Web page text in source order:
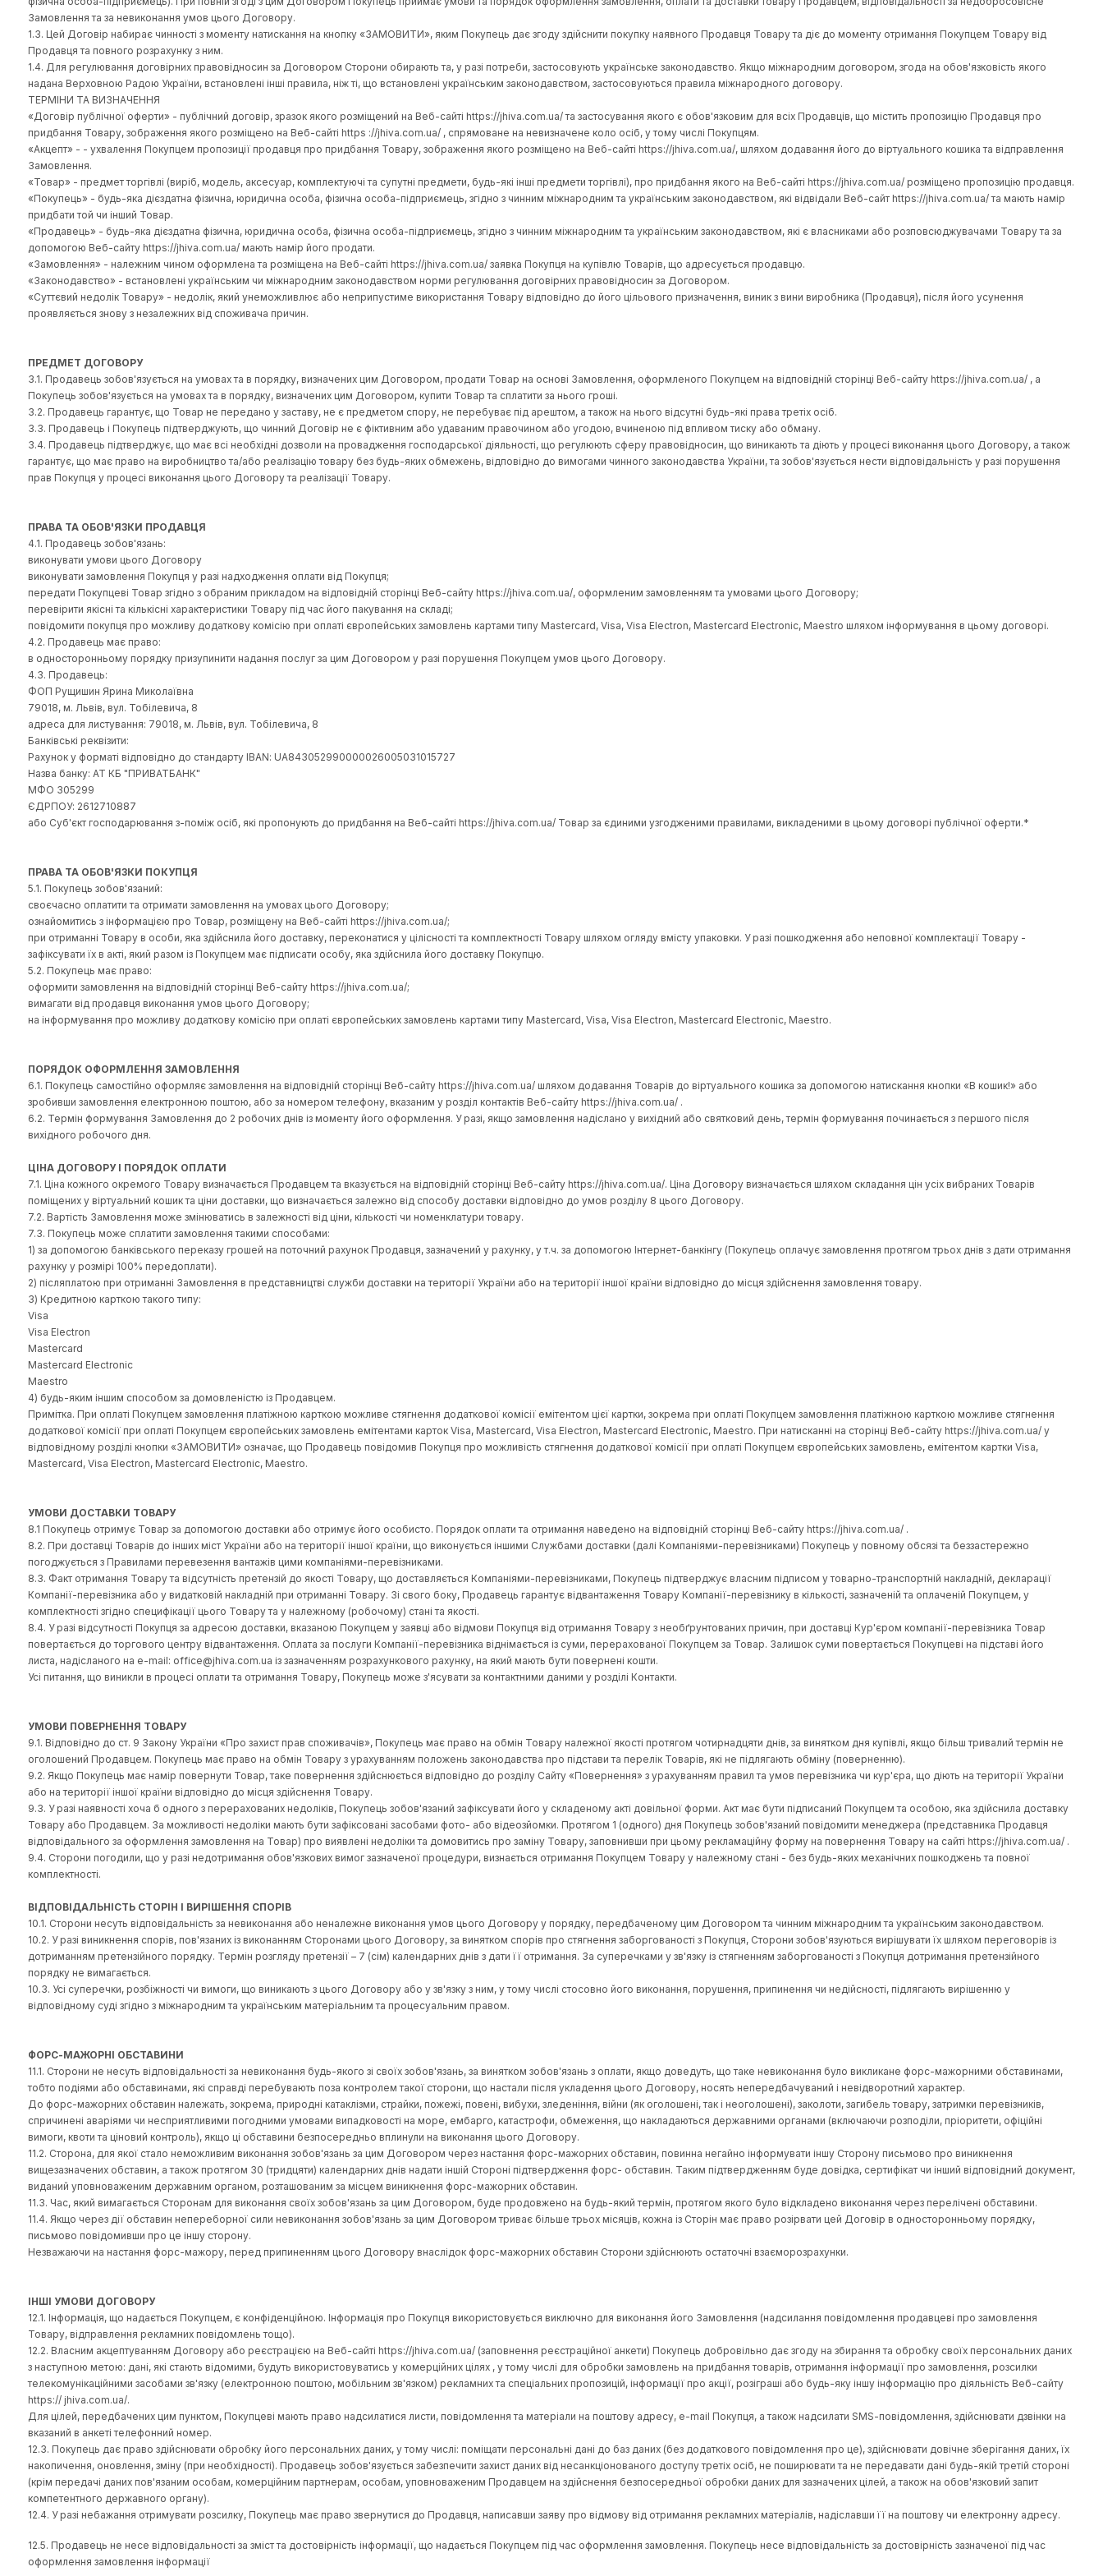
означає, що Покупець, незалежно від статусу (фізична особа, юридична особа, фізична особа-підприємець), згідно з чинним міжнародним та українським законодавством , взяв до
публічної оферти, зазначені нижче.
1.2. Договір публічної оферти є публічним, тобто відповідно до статей 633, 641 Цивільного кодексу України, його умови однакові для всіх Покупців незалежно від статусу (фізична
фізична особа-підприємець). При повній згоді з цим Договором Покупець приймає умови та порядок оформлення замовлення, оплати та доставки товару Продавцем,
Замовлення та за невиконання умов цього Договору.
1.3. Цей Договір набирає чинності з моменту натискання на кнопку «ЗАМОВИТИ», яким Покупець дає згоду здійснити покупку наявного Продавця Товару та діє до моменту
Продавця та повного розрахунку з ним.
1.4. Для регулювання договірних правовідносин за Договором Сторони обирають та, у разі потреби, застосовують українське законодавство. Якщо міжнародним договором, згода
надана Верховною Радою України, встановлені інші правила, ніж ті, що встановлені українським законодавством, застосовуються правила міжнародного договору.
ТЕРМІНИ ТА ВИЗНАЧЕННЯ
«Договір публічної оферти» - публічний договір, зразок якого розміщений на Веб-сайті https://jhiva.com.ua/ та застосування якого є обов'язковим для всіх Продавців, що містить
придбання Товару, зображення якого розміщено на Веб-сайті https ://jhiva.com.ua/ , спрямоване на невизначене коло осіб, у тому числі Покупцям.
«Акцепт» - - ухвалення Покупцем пропозиції продавця про придбання Товару, зображення якого розміщено на Веб-сайті https://jhiva.com.ua/, шляхом додавання його до
Замовлення.
«Товар» - предмет торгівлі (виріб, модель, аксесуар, комплектуючі та супутні предмети, будь-які інші предмети торгівлі), про придбання якого на Веб-сайті https://jhiva.com.ua/
«Покупець» - будь-яка дієздатна фізична, юридична особа, фізична особа-підприємець, згідно з чинним міжнародним та українським законодавством, які відвідали Веб-сайт https://
придбати той чи інший Товар.
допомогою Веб-сайту https://jhiva.com.ua/ мають намір його продати.
«Замовлення» - належним чином оформлена та розміщена на Веб-сайті https://jhiva.com.ua/ заявка Покупця на купівлю Товарів, що адресується продавцю.
«Законодавство» - встановлені українським чи міжнародним законодавством норми регулювання договірних правовідносин за Договором.
«Суттєвий недолік Товару» - недолік, який унеможливлює або неприпустиме використання Товару відповідно до його цільового призначення, виник з вини виробника (Продавця),
проявляється знову з незалежних від споживача причин.
Покупець зобов'язується на умовах та в порядку, визначених цим Договором, купити Товар та сплатити за нього гроші.
3.2. Продавець гарантує, що Товар не передано у заставу, не є предметом спору, не перебуває під арештом, а також на нього відсутні будь-які права третіх осіб.
3.3. Продавець і Покупець підтверджують, що чинний Договір не є фіктивним або удаваним правочином або угодою, вчиненою під впливом тиску або обману.
3.4. Продавець підтверджує, що має всі необхідні дозволи на провадження господарської діяльності, що регулюють сферу правовідносин, що виникають та діють у процесі
гарантує, що має право на виробництво та/або реалізацію товару без будь-яких обмежень, відповідно до вимогами чинного законодавства України, та зобов'язується нести
прав Покупця у процесі виконання цього Договору та реалізації Товару.
ПРАВА ТА ОБОВ'ЯЗКИ ПРОДАВЦЯ
4.1. Продавець зобов'язань:
виконувати умови цього Договору
виконувати замовлення Покупця у разі надходження оплати від Покупця;
передати Покупцеві Товар згідно з обраним прикладом на відповідній сторінці Веб-сайту https://jhiva.com.ua/, оформленим замовленням та умовами цього Договору;
перевірити якісні та кількісні характеристики Товару під час його пакування на складі;
повідомити покупця про можливу додаткову комісію при оплаті європейських замовлень картами типу Mastercard, Visa, Visa Electron, Mastercard Electronic, Maestro шляхом
4.2. Продавець має право:
ФОП Рущишин Ярина Миколаївна
79018, м. Львів, вул. Тобілевича, 8
адреса для листування: 79018, м. Львів, вул. Тобілевича, 8
Банківські реквізити:
Рахунок у форматі відповідно до стандарту IBAN: UA843052990000026005031015727
Назва банку: АТ КБ "ПРИВАТБАНК"
МФО 305299
ЄДРПОУ: ‎2612710887
ПРАВА ТА ОБОВ'ЯЗКИ ПОКУПЦЯ
5.1. Покупець зобов'язаний:
своєчасно оплатити та отримати замовлення на умовах цього Договору;
при отриманні Товару в особи, яка здійснила його доставку, переконатися у цілісності та комплектності Товару шляхом огляду вмісту упаковки. У разі пошкодження або неповної
зафіксувати їх в акті, який разом із Покупцем має підписати особу, яка здійснила його доставку Покупцю.
5.2. Покупець має право:
оформити замовлення на відповідній сторінці Веб-сайту https://jhiva.com.ua/;
вимагати від продавця виконання умов цього Договору;
на інформування про можливу додаткову комісію при оплаті європейських замовлень картами типу Mastercard, Visa, Visa Electron, Mastercard Electronic, Maestro.
ПОРЯДОК ОФОРМЛЕННЯ ЗАМОВЛЕННЯ
6.1. Покупець самостійно оформляє замовлення на відповідній сторінці Веб-сайту https://jhiva.com.ua/ шляхом додавання Товарів до віртуального кошика за допомогою натискання
зробивши замовлення електронною поштою, або за номером телефону, вказаним у розділ контактів Веб-сайту https://jhiva.com.ua/ .
6.2. Термін формування Замовлення до 2 робочих днів із моменту його оформлення. У разі, якщо замовлення надіслано у вихідний або святковий день, термін формування
вихідного робочого дня.
ЦІНА ДОГОВОРУ І ПОРЯДОК ОПЛАТИ
7.1. Ціна кожного окремого Товару визначається Продавцем та вказується на відповідній сторінці Веб-сайту https://jhiva.com.ua/. Ціна Договору визначається шляхом складання цін
7.3. Покупець може сплатити замовлення такими способами:
1) за допомогою банківського переказу грошей на поточний рахунок Продавця, зазначений у рахунку, у т.ч. за допомогою Інтернет-банкінгу (Покупець оплачує замовлення протягом
рахунку у розмірі 100% передоплати).
2) післяплатою при отриманні Замовлення в представництві служби доставки на території України або на території іншої країни відповідно до місця здійснення замовлення товару.
3) Кредитною карткою такого типу:
Visa
Visa Electron
Mastercard
Mastercard Electronic
Примітка. При оплаті Покупцем замовлення платіжною карткою можливе стягнення додаткової комісії емітентом цієї картки, зокрема при оплаті Покупцем замовлення платіжною
додаткової комісії при оплаті Покупцем європейських замовлень емітентами карток Visa, Mastercard, Visa Electron, Mastercard Electronic, Maestro. При натисканні на сторінці Веб-
відповідному розділі кнопки «ЗАМОВИТИ» означає, що Продавець повідомив Покупця про можливість стягнення додаткової комісії при оплаті Покупцем європейських замовлень,
Mastercard, Visa Electron, Mastercard Electronic, Maestro.
УМОВИ ДОСТАВКИ ТОВАРУ
8.1 Покупець отримує Товар за допомогою доставки або отримує його особисто. Порядок оплати та отримання наведено на відповідній сторінці Веб-сайту https://jhiva.com.ua/ .
погоджується з Правилами перевезення вантажів цими компаніями-перевізниками.
8.3. Факт отримання Товару та відсутність претензій до якості Товару, що доставляється Компаніями-перевізниками, Покупець підтверджує власним підписом у товарно-
Компанії-перевізника або у видатковій накладній при отриманні Товару. Зі свого боку, Продавець гарантує відвантаження Товару Компанії-перевізнику в кількості, зазначеній та
комплектності згідно специфікації цього Товару та у належному (робочому) стані та якості.
8.4. У разі відсутності Покупця за адресою доставки, вказаною Покупцем у заявці або відмови Покупця від отримання Товару з необґрунтованих причин, при доставці Кур'єром
повертається до торгового центру відвантаження. Оплата за послуги Компанії-перевізника віднімається із суми, перерахованої Покупцем за Товар. Залишок суми повертається
УМОВИ ПОВЕРНЕННЯ ТОВАРУ
9.1. Відповідно до ст. 9 Закону України «Про захист прав споживачів», Покупець має право на обмін Товару належної якості протягом чотирнадцяти днів, за винятком дня купівлі,
оголошений Продавцем. Покупець має право на обмін Товару з урахуванням положень законодавства про підстави та перелік Товарів, які не підлягають обміну (поверненню).
9.2. Якщо Покупець має намір повернути Товар, таке повернення здійснюється відповідно до розділу Сайту «Повернення» з урахуванням правил та умов перевізника чи кур'єра, що
або на території іншої країни відповідно до місця здійснення Товару.
9.3. У разі наявності хоча б одного з перерахованих недоліків, Покупець зобов'язаний зафіксувати його у складеному акті довільної форми. Акт має бути підписаний Покупцем та
Товару або Продавцем. За можливості недоліки мають бути зафіксовані засобами фото- або відеозйомки. Протягом 1 (одного) дня Покупець зобов'язаний повідомити менеджера
відповідального за оформлення замовлення на Товар) про виявлені недоліки та домовитись про заміну Товару, заповнивши при цьому рекламаційну форму на повернення Товару
9.4. Сторони погодили, що у разі недотримання обов'язкових вимог зазначеної процедури, визнається отримання Покупцем Товару у належному стані - без будь-яких механічних
ВІДПОВІДАЛЬНІСТЬ СТОРІН І ВИРІШЕННЯ СПОРІВ
10.1. Сторони несуть відповідальність за невиконання або неналежне виконання умов цього Договору у порядку, передбаченому цим Договором та чинним міжнародним та
10.2. У разі виникнення спорів, пов'язаних із виконанням Сторонами цього Договору, за винятком спорів про стягнення заборгованості з Покупця, Сторони зобов'язуються вирішувати
дотриманням претензійного порядку. Термін розгляду претензії – 7 (сім) календарних днів з дати її отримання. За суперечками у зв'язку із стягненням заборгованості з Покупця
порядку не вимагається.
10.3. Усі суперечки, розбіжності чи вимоги, що виникають з цього Договору або у зв'язку з ним, у тому числі стосовно його виконання, порушення, припинення чи недійсності,
відповідному суді згідно з міжнародним та українським матеріальним та процесуальним правом.
ФОРС-МАЖОРНІ ОБСТАВИНИ
11.1. Сторони не несуть відповідальності за невиконання будь-якого зі своїх зобов'язань, за винятком зобов'язань з оплати, якщо доведуть, що таке невиконання було викликане
тобто подіями або обставинами, які справді перебувають поза контролем такої сторони, що настали після укладення цього Договору, носять непередбачуваний і невідворотний
До форс-мажорних обставин належать, зокрема, природні катаклізми, страйки, пожежі, повені, вибухи, зледеніння, війни (як оголошені, так і неоголошені), заколоти, загибель товару,
спричинені аваріями чи несприятливими погодними умовами випадковості на море, ембарго, катастрофи, обмеження, що накладаються державними органами (включаючи розподіли,